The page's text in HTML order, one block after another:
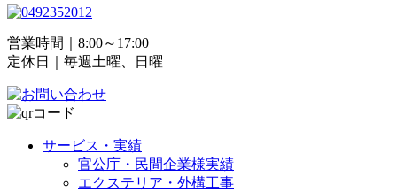
営業時間｜8:00～17:00
定休日｜毎週土曜、日曜
サービス・実績
官公庁・民間企業様実績
エクステリア・外構工事